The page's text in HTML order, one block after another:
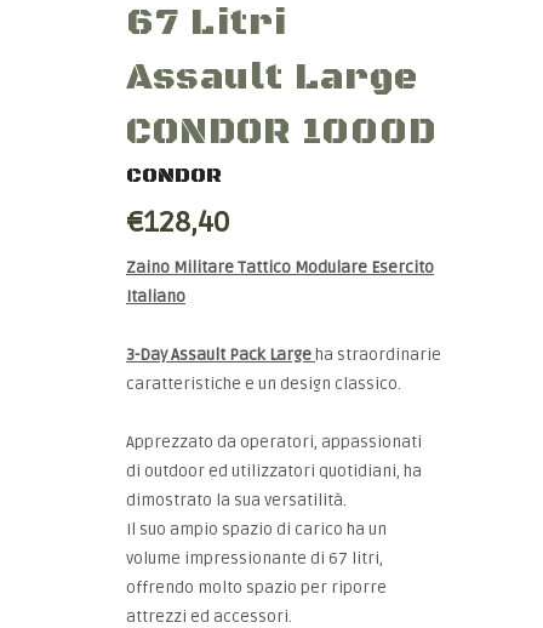
67 Litri
Assault Large
CONDOR 1000D
CONDOR
€128,40
Zaino Militare Tattico Modulare Esercito
Italiano
3-Day Assault Pack Large ha straordinarie
caratteristiche e un design classico.
Apprezzato da operatori, appassionati
di outdoor ed utilizzatori quotidiani, ha
dimostrato la sua versatilità.
Il suo ampio spazio di carico ha un
volume impressionante di 67 litri,
offrendo molto spazio per riporre
attrezzi ed accessori.